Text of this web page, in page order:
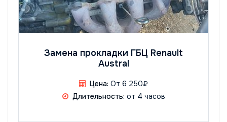
Замена прокладки ГБЦ Renault
Austral
Цена: От 6 250₽
Длительность: от 4 часов